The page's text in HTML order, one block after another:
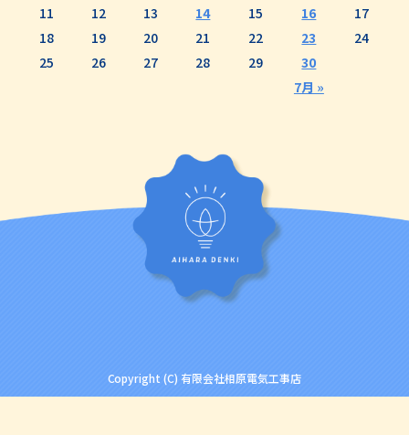
7月 »
11
12 13 14 15 16
17
18
19 20 21 22 23
24
25
26 27 28 29 30
Copyright (C) 有限会社相原電気工事店